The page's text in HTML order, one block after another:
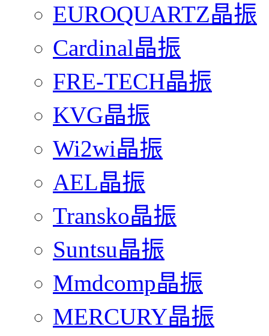
EUROQUARTZ晶振
Cardinal晶振
FRE-TECH晶振
KVG晶振
Wi2wi晶振
AEL晶振
Transko晶振
Suntsu晶振
Mmdcomp晶振
MERCURY晶振